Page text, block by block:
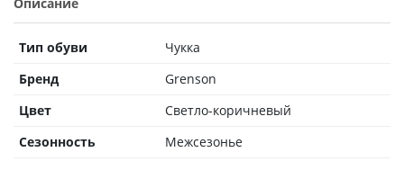
Тип обуви
Чукка
Бренд
Grenson
Цвет
Светло-коричневый
Сезонность
Межсезонье